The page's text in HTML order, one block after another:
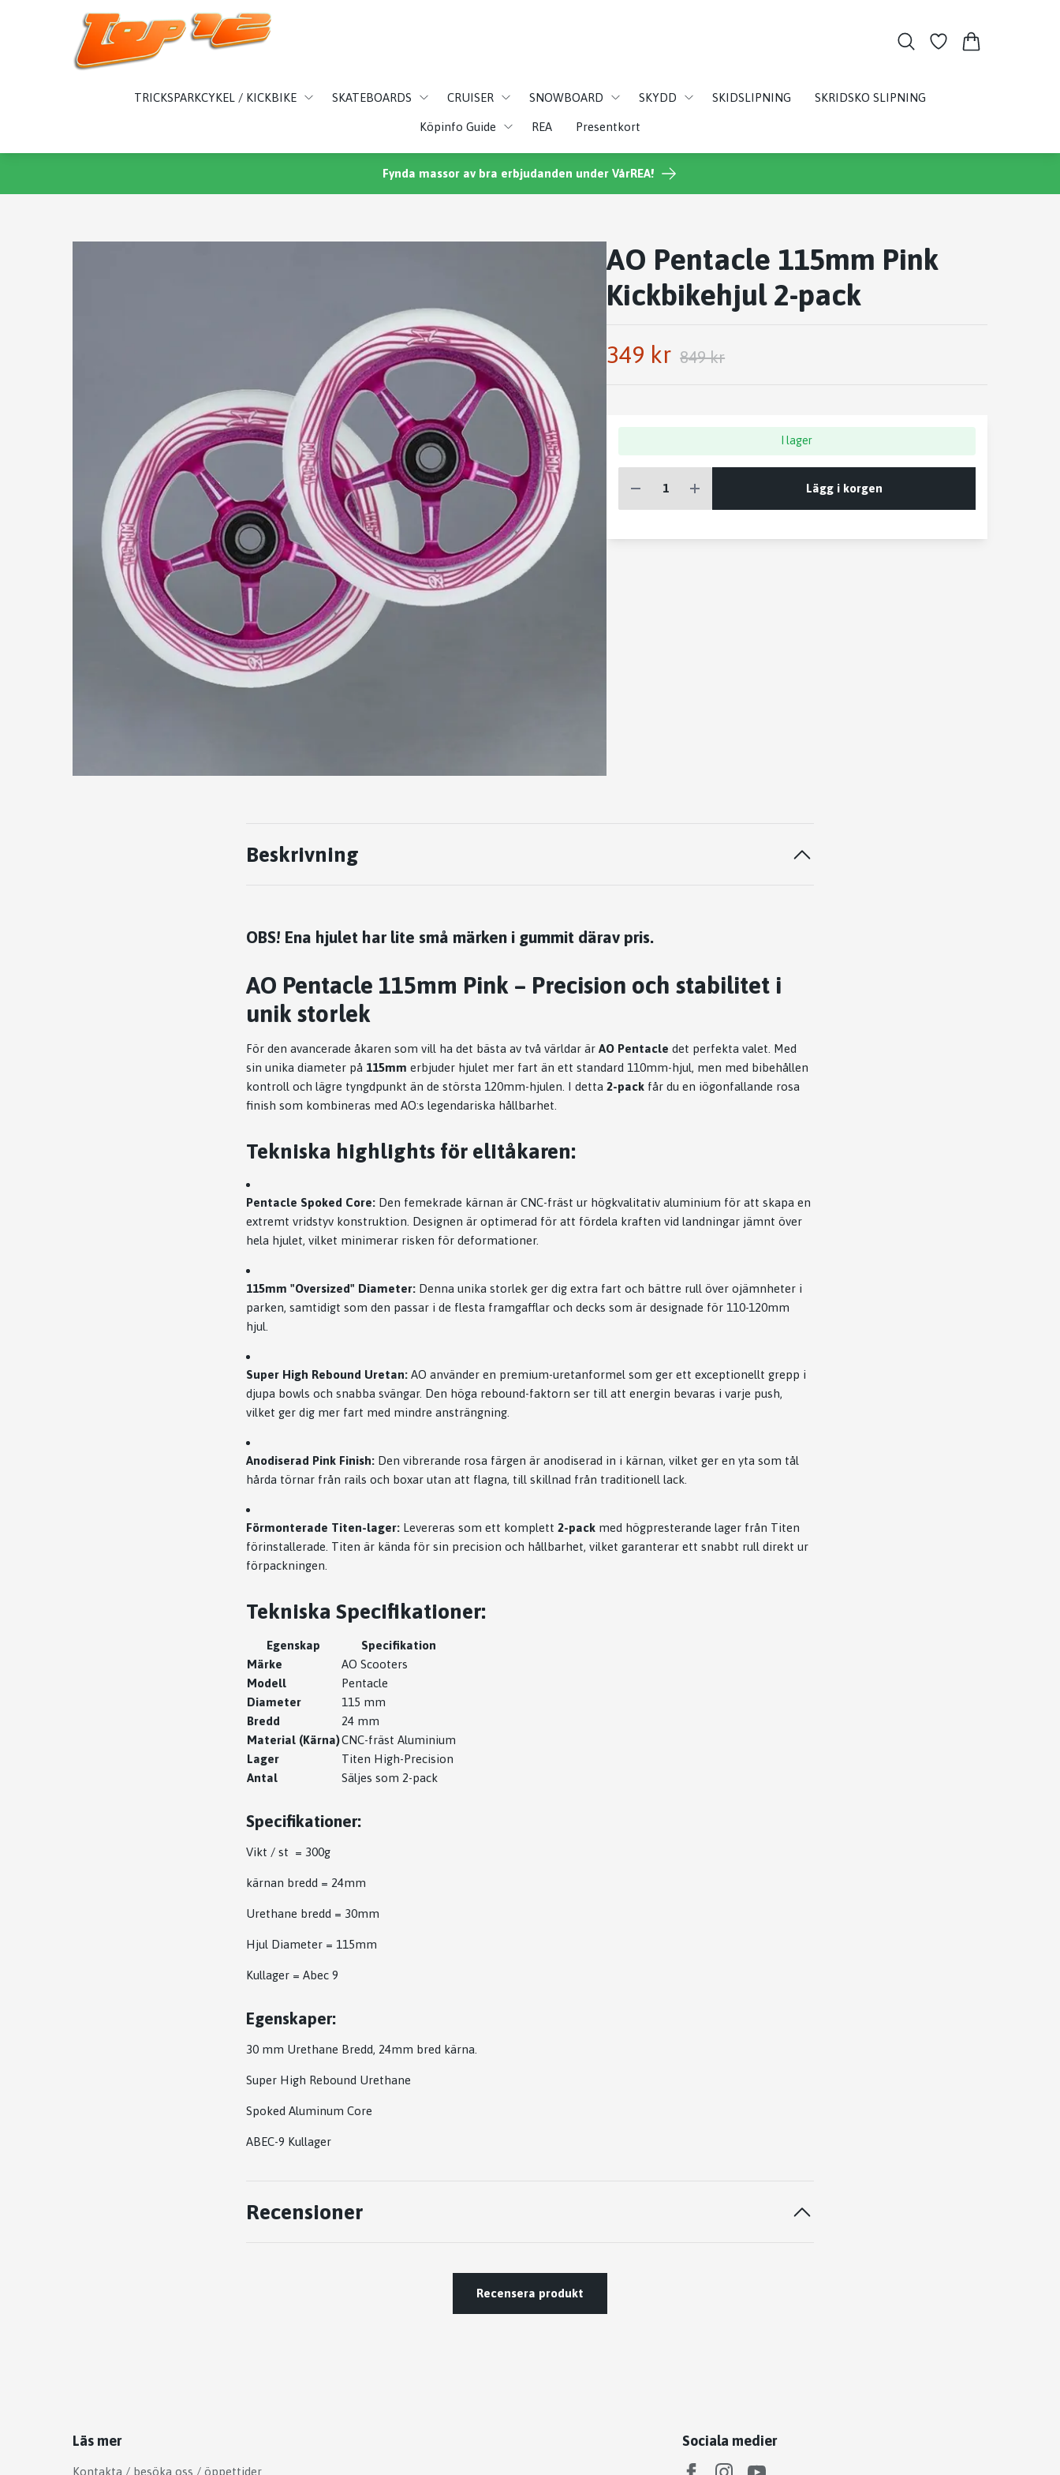
TRICKSPARKCYKEL / KICKBIKE SKATEBOARDS CRUISER SNOWBOARD SKYDD SKIDSLIPNING SKRIDSKO SLIPNING
Köpinfo Guide REA Presentkort
Fynda massor av bra erbjudanden under VårREA!
AO Pentacle 115mm Pink
Kickbikehjul 2-pack
349 kr 849 kr
I lager
Lägg i korgen
Beskrivning
OBS! Ena hjulet har lite små märken i gummit därav pris.
AO Pentacle 115mm Pink – Precision och stabilitet i
unik storlek
För den avancerade åkaren som vill ha det bästa av två världar är AO Pentacle det perfekta valet. Med
sin unika diameter på 115mm erbjuder hjulet mer fart än ett standard 110mm-hjul, men med bibehållen
kontroll och lägre tyngdpunkt än de största 120mm-hjulen. I detta 2-pack får du en iögonfallande rosa
finish som kombineras med AO:s legendariska hållbarhet.
Tekniska highlights för elitåkaren:
Pentacle Spoked Core: Den femekrade kärnan är CNC-fräst ur högkvalitativ aluminium för att skapa en
extremt vridstyv konstruktion. Designen är optimerad för att fördela kraften vid landningar jämnt över
hela hjulet, vilket minimerar risken för deformationer.
115mm "Oversized" Diameter: Denna unika storlek ger dig extra fart och bättre rull över ojämnheter i
parken, samtidigt som den passar i de flesta framgafflar och decks som är designade för 110-120mm
hjul.
Super High Rebound Uretan: AO använder en premium-uretanformel som ger ett exceptionellt grepp i
djupa bowls och snabba svängar. Den höga rebound-faktorn ser till att energin bevaras i varje push,
vilket ger dig mer fart med mindre ansträngning.
Anodiserad Pink Finish: Den vibrerande rosa färgen är anodiserad in i kärnan, vilket ger en yta som tål
hårda törnar från rails och boxar utan att flagna, till skillnad från traditionell lack.
Förmonterade Titen-lager: Levereras som ett komplett 2-pack med högpresterande lager från Titen
förinstallerade. Titen är kända för sin precision och hållbarhet, vilket garanterar ett snabbt rull direkt ur
förpackningen.
Tekniska Specifikationer:
Egenskap
Specifikation
Märke
AO Scooters
Modell
Pentacle
Diameter
115 mm
Bredd
24 mm
Material (Kärna)CNC-fräst Aluminium
Lager
Titen High-Precision
Antal
Säljes som 2-pack
Specifikationer:
Vikt / st = 300g
kärnan bredd = 24mm
Urethane bredd = 30mm
Hjul Diameter = 115mm
Kullager = Abec 9
Egenskaper:
30 mm Urethane Bredd, 24mm bred kärna.
Super High Rebound Urethane
Spoked Aluminum Core
ABEC-9 Kullager
Recensioner
Recensera produkt
Läs mer
Kontakta / besöka oss / öppettider
Sociala medier